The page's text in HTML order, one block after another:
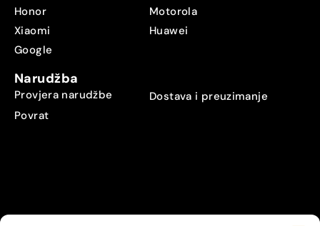
Honor
Motorola
Xiaomi
Huawei
Google
Narudžba
Provjera narudžbe
Dostava i preuzimanje
Povrat